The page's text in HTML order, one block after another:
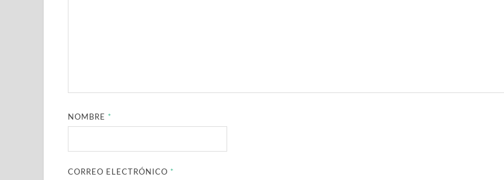
NOMBRE *
CORREO ELECTRÓNICO *